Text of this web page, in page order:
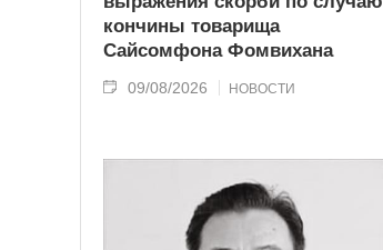
кончины товарища
Сайсомфона Фомвихана
09/08/2026 НОВОСТИ